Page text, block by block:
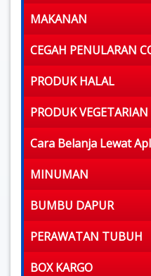
MAKANAN
CEGAH PENULARAN
PRODUK HALAL
PRODUK VEGETARIAN
Cara Belanja Lewat
MINUMAN
BUMBU DAPUR
PERAWATAN TUBUH
BOX KARGO